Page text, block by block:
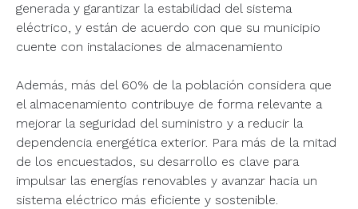
generada y garantizar la estabilidad del sistema
eléctrico, y están de acuerdo con que su municipio
cuente con instalaciones de almacenamiento
Además, más del 60% de la población considera que
el almacenamiento contribuye de forma relevante a
mejorar la seguridad del suministro y a reducir la
dependencia energética exterior. Para más de la mitad
de los encuestados, su desarrollo es clave para
impulsar las energías renovables y avanzar hacia un
sistema eléctrico más eficiente y sostenible.